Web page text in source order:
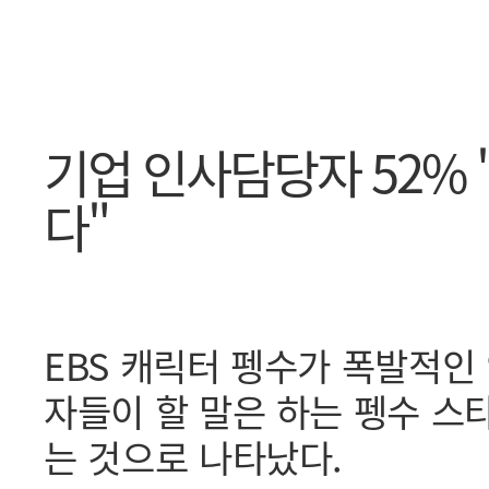
기업 인사담당자
다"
EBS 캐릭터 펭수가 폭발적
자들이 할 말은 하는 펭수 스
는 것으로 나타났다.